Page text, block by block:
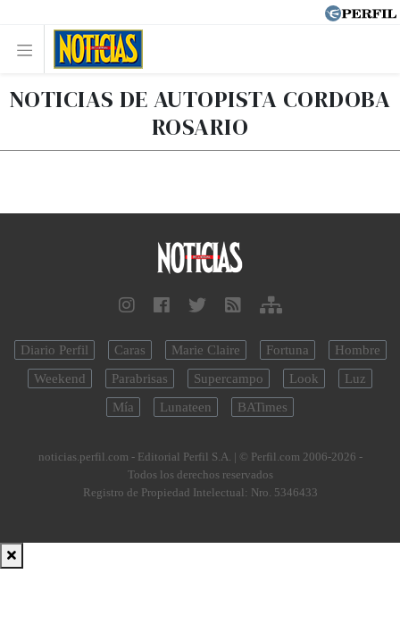
NOTICIAS DE AUTOPISTA CORDOBA
ROSARIO
Diario Perfil Caras Marie Claire Fortuna
Hombre
Weekend
Parabrisas Supercampo Look
Luz
Mía
Lunateen BATimes
noticias.perfil.com - Editorial Perfil S.A. | © Perfil.com 2006-2026 -
Todos los derechos reservados
Registro de Propiedad Intelectual: Nro. 5346433